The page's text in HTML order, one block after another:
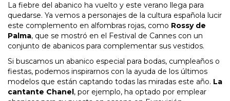
La fiebre del abanico ha vuelto y este verano llega para
quedarse. Ya vemos a personajes de la cultura española lucir
este complemento en alfombras rojas, como Rossy de
Palma, que se mostró en el Festival de Cannes con un
conjunto de abanicos para complementar sus vestidos.
Si buscamos un abanico especial para bodas, cumpleaños o
fiestas, podemos inspirarnos con la ayuda de los últimos
modelos que están captando todas las miradas este año. La
cantante Chanel , por ejemplo, ha optado por emplear